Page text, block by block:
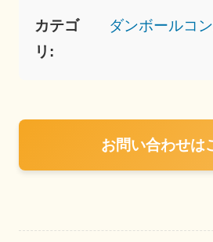
カテゴ
リ:
ダンボールコ
お問い合わせは